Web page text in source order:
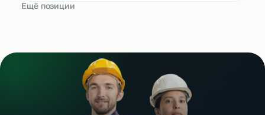
Ещё позиции